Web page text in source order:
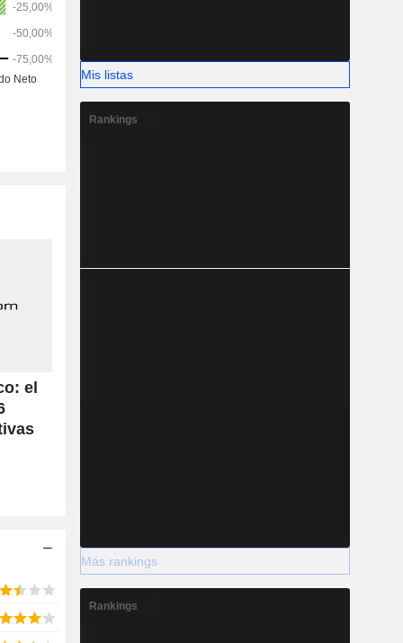
el
Mis listas
Rankings
Más rankings
Rankings